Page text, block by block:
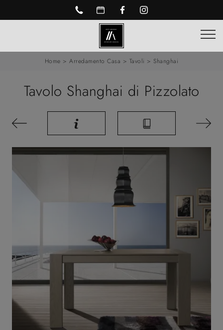
Home >Arredamento Casa > Tavoli > Shanghai
Tavolo Shanghai di Pizzolato